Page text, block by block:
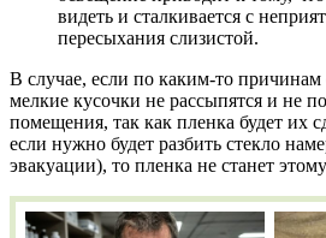
видеть и сталкивается с
пересыхания слизистой.
В случае, если по каким-то причинам
мелкие кусочки не рассыпятся и не
помещения, так как пленка будет их
если нужно будет разбить стекло
эвакуации), то пленка не станет